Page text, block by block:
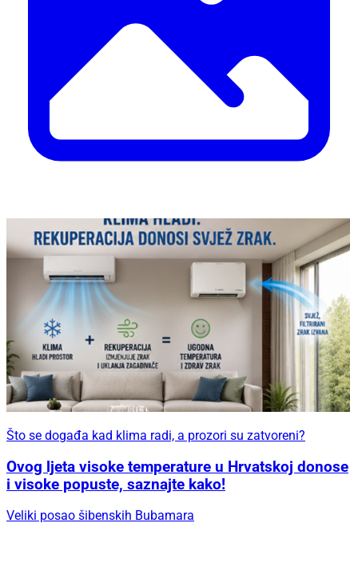
Što se događa kad klima radi, a prozori su zatvoreni?
Ovog ljeta visoke temperature u Hrvatskoj donose
i visoke popuste, saznajte kako!
Veliki posao šibenskih Bubamara